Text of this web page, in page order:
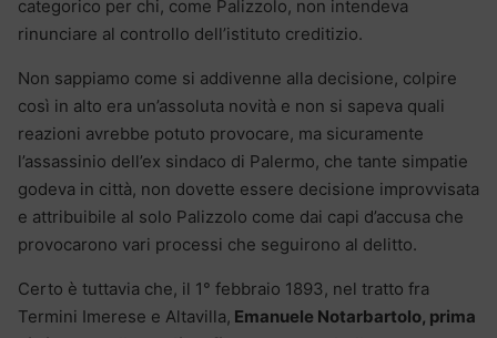
categorico per chi, come Palizzolo, non intendeva
rinunciare al controllo dell’istituto creditizio.
Non sappiamo come si addivenne alla decisione, colpire
così in alto era un’assoluta novità e non si sapeva quali
reazioni avrebbe potuto provocare, ma sicuramente
l’assassinio dell’ex sindaco di Palermo, che tante simpatie
godeva in città, non dovette essere decisione improvvisata
e attribuibile al solo Palizzolo come dai capi d’accusa che
provocarono vari processi che seguirono al delitto.
Certo è tuttavia che, il 1° febbraio 1893, nel tratto fra
Termini Imerese e Altavilla, Emanuele Notarbartolo, prima